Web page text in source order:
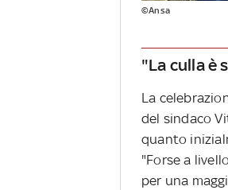
©Ansa
"La culla è
La
del sindaco
quanto
"Forse a
per una